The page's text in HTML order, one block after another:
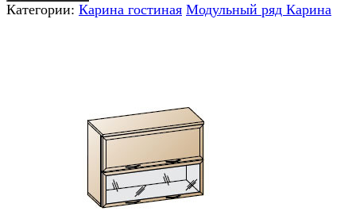
Категории: Карина гостиная Модульный ряд Карина